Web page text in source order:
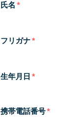
氏名
フリガナ
生年月日
携帯電話番号